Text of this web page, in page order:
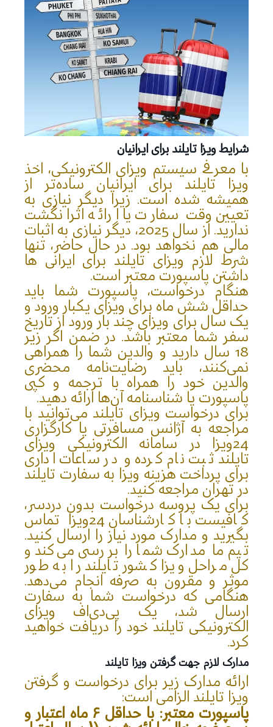
شرایط ویزا تایلند برای ایرانیان
با معرفی سیستم ویزای الکترونیکی، اخذ
ویزا تایلند برای ایرانیان ساده‌تر از
همیشه شده است. زیرا دیگر نیازی به
تعیین وقت سفارت یا ارائه اثرانگشت
ندارید. از سال 2025، دیگر نیازی به اثبات
مالی هم نخواهد بود. در حال حاضر، تنها
شرط لازم ویزای تایلند برای ایرانی ها
داشتن پاسپورت معتبر است.
هنگام درخواست، پاسپورت شما باید
حداقل شش ماه برای ویزای یکبار ورود و
یک سال برای ویزای چند بار ورود از تاریخ
سفر شما معتبر باشد. در ضمن اگر زیر
18 سال دارید و والدین شما را همراهی
نمی‌کنند، باید رضایت‌نامه محضری
والدین خود را همراه با ترجمه و کپی
پاسپورت یا شناسنامه آن‌ها ارائه دهید.
برای درخواست ویزای تایلند می‌توانید با
مراجعه به آژانس مسافرتی یا کارگزاری
24ویزا در سامانه الکترونیکی ویزای
تایلند ثبت نام کرده و در ساعات اداری
برای پرداخت هزینه ویزا به سفارت تایلند
در تهران مراجعه کنید.
برای یک پروسه درخواست بدون دردسر،
کافیست با کارشناسان 24ویزا تماس
بگیرید و مدارک مورد نیاز را ارسال کنید.
تیم ما مدارک شما را بررسی می‌کند و
کل مراحل ویزا کشور تایلند را به طور
موثر و مقرون به صرفه انجام می‌دهد.
هنگامی که درخواست شما به سفارت
ارسال شد، یک پی‌دی‌اف ویزای
الکترونیکی تایلند خود را دریافت خواهید
کرد.
مدارک لازم جهت گرفتن ویزا تایلند
ارائه مدارک زیر برای درخواست و گرفتن
ویزا تایلند الزامی است:
پاسپورت معتبر : با حداقل ۶ ماه اعتبار و